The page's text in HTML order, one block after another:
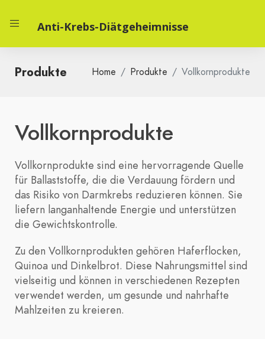
Anti-Krebs-Diätgeheimnisse
Produkte Home Produkte Vollkornprodukte
Vollkornprodukte
Vollkornprodukte sind eine hervorragende Quelle
für Ballaststoffe, die die Verdauung fördern und
das Risiko von Darmkrebs reduzieren können. Sie
liefern langanhaltende Energie und unterstützen
die Gewichtskontrolle.
Zu den Vollkornprodukten gehören Haferflocken,
Quinoa und Dinkelbrot. Diese Nahrungsmittel sind
vielseitig und können in verschiedenen Rezepten
verwendet werden, um gesunde und nahrhafte
Mahlzeiten zu kreieren.